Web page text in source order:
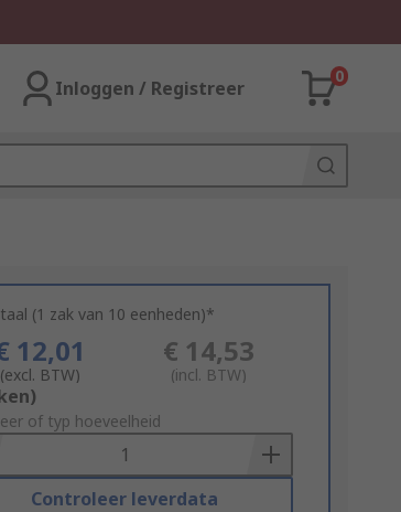
Inloggen / Registreer
0
(1 zak van 10 eenheden)*
12,01
(excl. BTW)
€ 14,53
(incl. BTW)
of typ hoeveelheid
Controleer leverdata